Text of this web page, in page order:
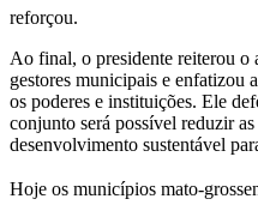
reforçou.
Ao final, o presidente reiterou o
gestores municipais e enfatizou
os poderes e instituições. Ele
conjunto será possível reduzir
desenvolvimento sustentável
Hoje os municípios mato-